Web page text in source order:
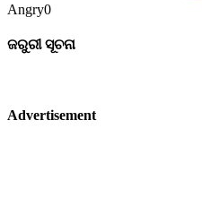
Angry0
ଜରୁରୀ ସୂଚନା
Advertisement